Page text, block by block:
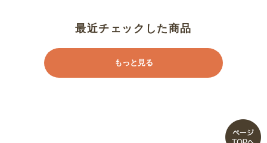
動きにくい
最近チェックした商品
もっと見る